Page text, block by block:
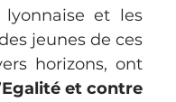
lyonnaise et les
jeunes de ces
horizons, ont
et contre